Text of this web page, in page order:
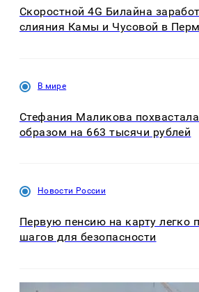
Скоростной 4G Билайна
слияния Камы и Чусовой в
В мире
Стефания Маликова
образом на 663 тысячи рублей
Новости России
Первую пенсию на карту легко
шагов для безопасности